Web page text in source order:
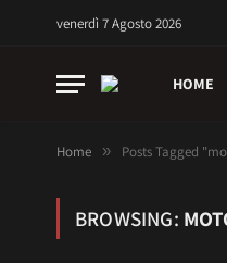
venerdì 7 Agosto 2026
HOME
Home » Posts Tagged
BROWSING: